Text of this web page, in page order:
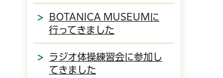
BOTANICA MUSEUMに
行ってきました
ラジオ体操練習会に参加し
てきました